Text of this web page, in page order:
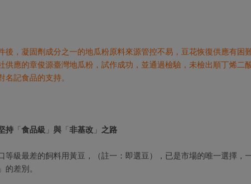
後，凝固劑成分之一的地瓜粉原料來源管控不易，豆花恢復供應有困
供應的章俊源臺灣地瓜粉，試作成功，並通過檢驗，未檢出順丁烯二
名記食品的支持。
持 「食品級 」 與 「非基改 」 之路
等級最差的飼料用黃豆，（註一：即選豆），已是市場的唯一選擇，
的差別。